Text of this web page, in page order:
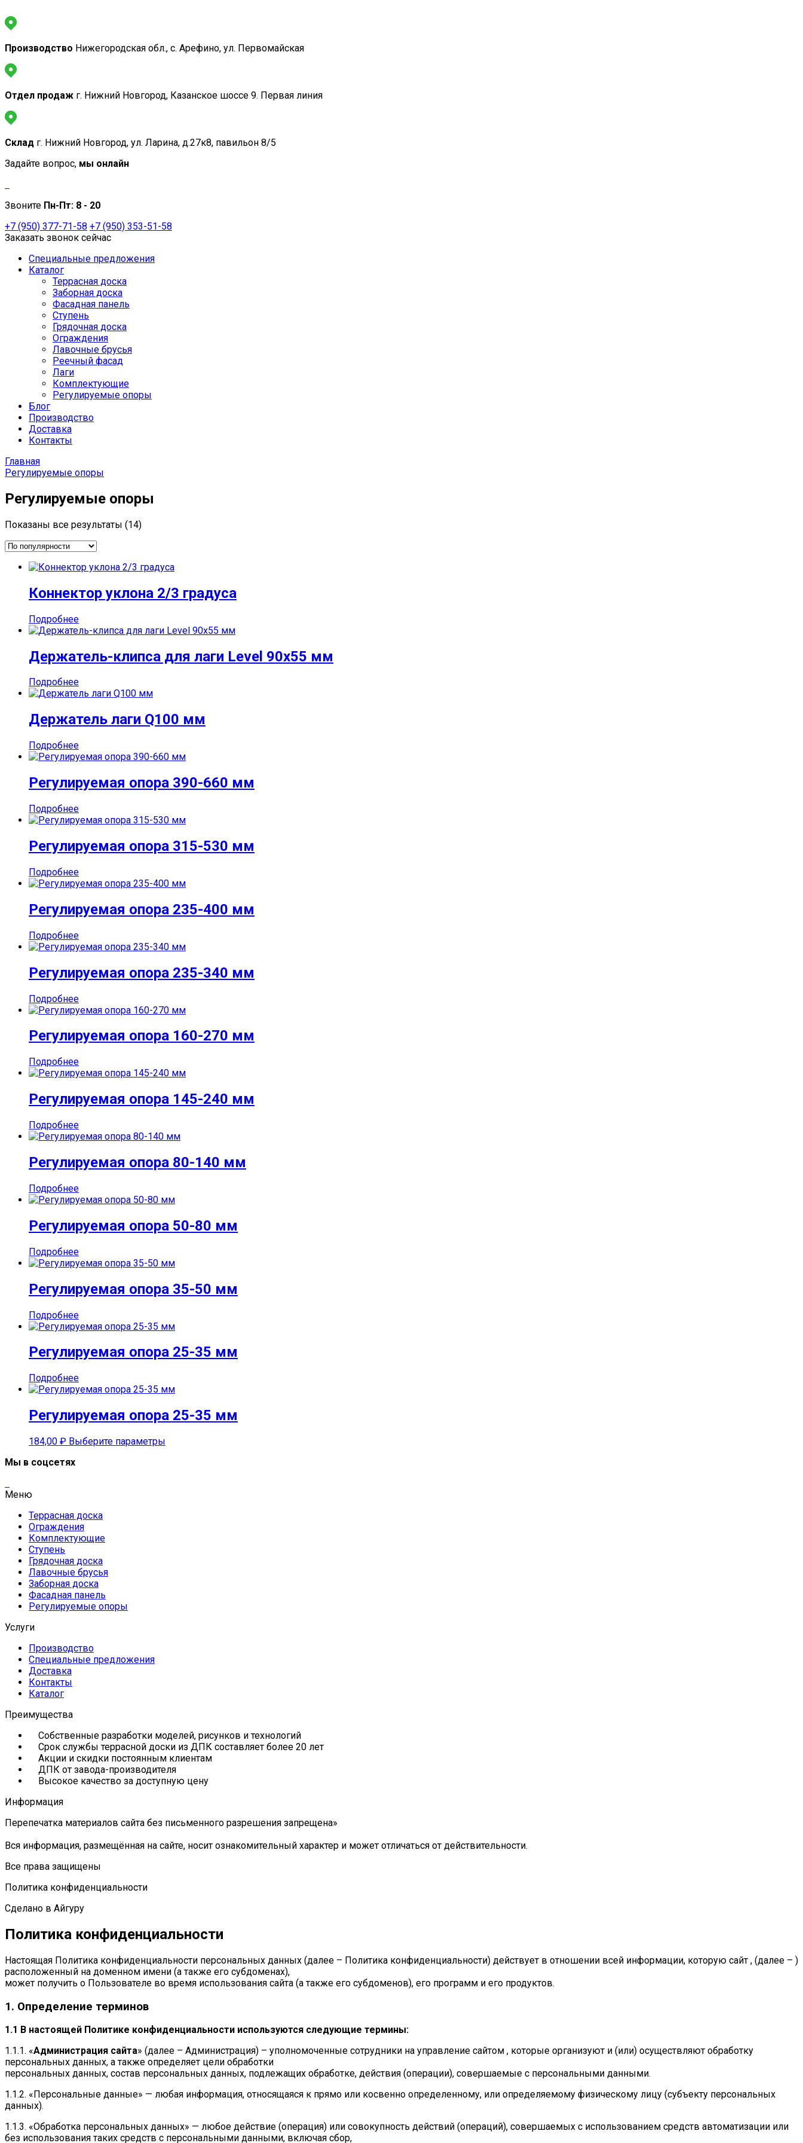
Производство Нижегородская обл., с. Арефино, ул. Первомайская
Отдел продаж г. Нижний Новгород, Казанское шоссе 9. Первая линия
Склад г. Нижний Новгород, ул. Ларина, д.27к8, павильон 8/5
Задайте вопрос, мы онлайн
Звоните Пн-Пт: 8 - 20
+7 (950) 377-71-58 +7 (950) 353-51-58
Заказать звонок сейчас
Специальные предложения
Каталог
Террасная доска
Заборная доска
Фасадная панель
Ступень
Грядочная доска
Ограждения
Лавочные брусья
Реечный фасад
Лаги
Комплектующие
Регулируемые опоры
Блог
Производство
Доставка
Контакты
Главная
Регулируемые опоры
Регулируемые опоры
Показаны все результаты (14)Сортировка:
Коннектор уклона 2/3 градуса
Подробнее
Держатель-клипса для лаги Level 90х55 мм
Подробнее
Держатель лаги Q100 мм
Подробнее
Регулируемая опора 390-660 мм
Подробнее
Регулируемая опора 315-530 мм
Подробнее
Регулируемая опора 235-400 мм
Подробнее
Регулируемая опора 235-340 мм
Подробнее
Регулируемая опора 160-270 мм
Подробнее
Регулируемая опора 145-240 мм
Подробнее
Регулируемая опора 80-140 мм
Подробнее
Регулируемая опора 50-80 мм
Подробнее
Регулируемая опора 35-50 мм
Подробнее
Регулируемая опора 25-35 мм
Подробнее
Регулируемая опора 25-35 мм
184,00 ₽ Выберите параметры
Мы в соцсетях
Меню
Террасная доска
Ограждения
Комплектующие
Ступень
Грядочная доска
Лавочные брусья
Заборная доска
Фасадная панель
Регулируемые опоры
Услуги
Производство
Специальные предложения
Доставка
Контакты
Каталог
Преимущества
Собственные разработки моделей, рисунков и технологий
Срок службы террасной доски из ДПК составляет более 20 лет
Акции и скидки постоянным клиентам
ДПК от завода-производителя
Высокое качество за доступную цену
Информация
Перепечатка материалов сайта без письменного разрешения запрещена»
Вся информация, размещённая на сайте, носит ознакомительный характер и может отличаться от действительности.
Все права защищены
Политика конфиденциальности
Сделано в Айгуру
Политика конфиденциальности
Настоящая Политика конфиденциальности персональных данных (далее – Политика конфиденциальности) действует в отношении всей информации, которую сайт , (далее – )
расположенный на доменном имени (а также его субдоменах),
может получить о Пользователе во время использования сайта (а также его субдоменов), его программ и его продуктов.
1. Определение терминов
1.1 В настоящей Политике конфиденциальности используются следующие термины:
1.1.1. «Администрация сайта» (далее – Администрация) – уполномоченные сотрудники на управление сайтом , которые организуют и (или) осуществляют обработку
персональных данных, а также определяет цели обработки
персональных данных, состав персональных данных, подлежащих обработке, действия (операции), совершаемые с персональными данными.
1.1.2. «Персональные данные» — любая информация, относящаяся к прямо или косвенно определенному, или определяемому физическому лицу (субъекту персональных
данных).
1.1.3. «Обработка персональных данных» — любое действие (операция) или совокупность действий (операций), совершаемых с использованием средств автоматизации или
без использования таких средств с персональными данными, включая сбор,